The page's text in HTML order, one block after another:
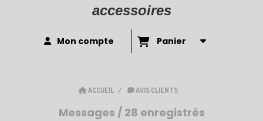
accessoires
Mon compte Panier
ACCUEIL AVIS CLIENTS
Messages / 28 enregistrés